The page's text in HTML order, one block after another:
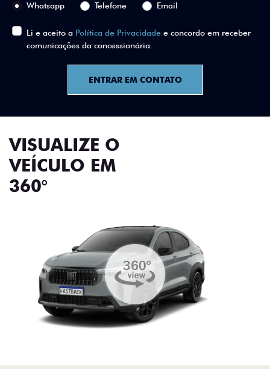
Whatsapp
Telefone Email
Li e aceito a Política de Privacidade e concordo em receber
comunicações da concessionária.
ENTRAR EM CONTATO
VISUALIZE O
VEÍCULO EM
360°